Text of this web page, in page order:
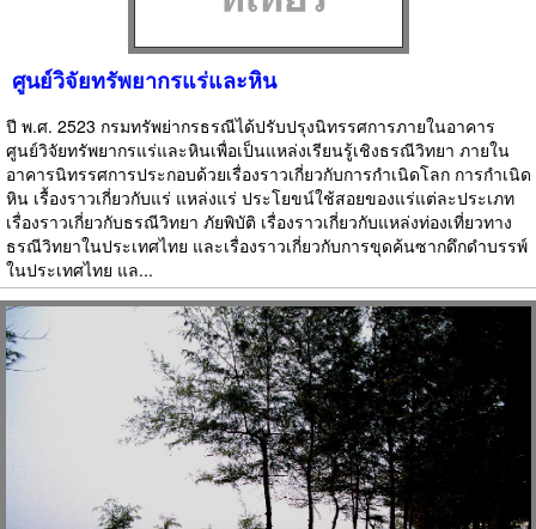
ศูนย์วิจัยทรัพยากรแร่และหิน
ปี พ.ศ. 2523 กรมทรัพย่ากรธรณีได้ปรับปรุงนิทรรศการภายในอาคาร
ศูนย์วิจัยทรัพยากรแร่และหินเพื่อเป็นแหล่งเรียนรู้เชิงธรณีวิทยา ภายใน
อาคารนิทรรศการประกอบด้วยเรื่องราวเกี่ยวกับการกำเนิดโลก การกำเนิด
หิน เรื้องราวเกี่ยวกับแร่ แหล่งแร่ ประโยขน์ใช้สอยของแร่แต่ละประเภท
เรื่องราวเกี่ยวกับธรณีวิทยา ภัยพิบัติ เรื่องราวเกี่ยวกับแหล่งท่องเที่ยวทาง
ธรณีวิทยาในประเทศไทย และเรื่องราวเกี่ยวกับการขุดค้นซากดึกดำบรรพ์
ในประเทศไทย แล...